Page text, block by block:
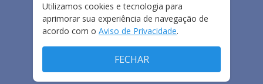
FALE CONOSCO
PRIVACIDADE
TERMOS E CONDIÇÕES DE USO
Utilizamos cookies e tecnologia para
aprimorar sua experiência de navegação de
acordo com o Aviso de Privacidade.
FECHAR